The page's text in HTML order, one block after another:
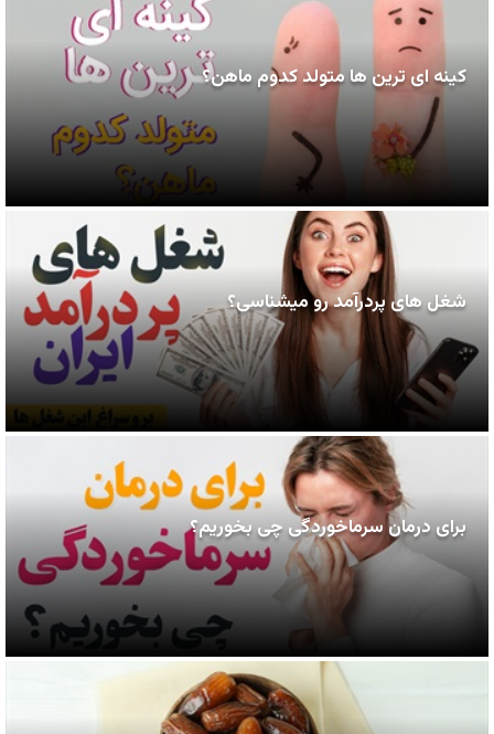
کینه ای ترین ها متولد کدوم ماهن؟
شغل های پردرآمد رو میشناسی؟
برای درمان سرماخوردگی چی بخوریم؟